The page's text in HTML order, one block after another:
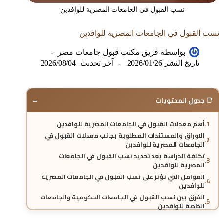
نسب القبول في الجامعات المصرية للوافدين
نسب القبول في الجامعات المصرية للوافدين
بواسطة فريق مكتب قبول جامعات مصر
تاريخ النشر 2026/01/26 آخر تحديث 2026/08/04
📑 جدول المحتويات −
أهم معدلات القبول في الجامعات المصرية للوافدين
الاوراق والمستندات المطلوبة بجانب معدلات القبول في
الجامعات المصرية للوافدين
تكلفة الدراسة بعد تحديد نسب القبول في الجامعات
المصرية للوافدين
العوامل التي تؤثر على نسب القبول في الجامعات المصرية
للوافدين
الفرق بين نسب القبول في الجامعات الحكومية والجامعات
الخاصة للوافدين